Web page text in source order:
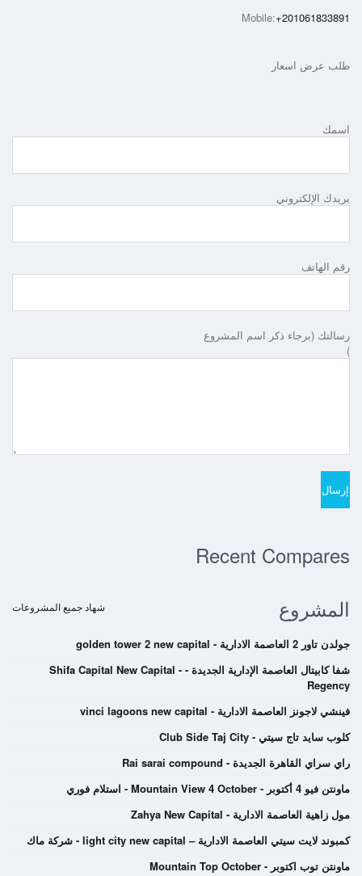
Mobile:+201061833891
طلب عرض اسعار
اسمك
بريدك الإلكتروني
رقم الهاتف
رسالتك (برجاء ذكر اسم المشروع
)
Recent Compares
المشروع
شهاد جميع المشروعات
جولدن تاور 2 العاصمة الادارية - golden tower 2 new capital
شفا كابيتال العاصمة الإدارية الجديدة - Shifa Capital New Capital -
Regency
فينشي لاجونز العاصمة الادارية - vinci lagoons new capital
كلوب سايد تاج سيتي - Club Side Taj City
راي سراي القاهرة الجديدة - Rai sarai compound
ماونتن فيو 4 أكتوبر - Mountain View 4 October - استلام فوري
مول زاهية العاصمة الادارية - Zahya New Capital
كمبوند لايت سيتي العاصمة الادارية – light city new capital - شركة ماك
ماونتن توب اكتوبر - Mountain Top October